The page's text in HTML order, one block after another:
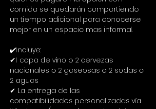
comida se quedarán compartiendo
un tiempo adicional para conocerse
mejor en un espacio mas informal.
✔️Incluye:
✔1 copa de vino o 2 cervezas
nacionales o 2 gaseosas o 2 sodas o
2 aguas
✔ La entrega de las
compatibilidades personalizadas vía